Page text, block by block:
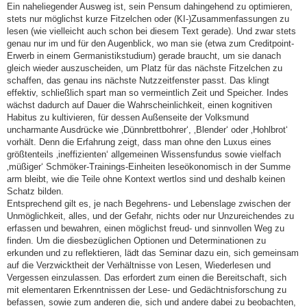
Ein naheliegender Ausweg ist, sein Pensum dahingehend zu optimieren,
stets nur möglichst kurze Fitzelchen oder (KI-)Zusammenfassungen zu
lesen (wie vielleicht auch schon bei diesem Text gerade). Und zwar stets
genau nur im und für den Augenblick, wo man sie (etwa zum Creditpoint-
Erwerb in einem Germanistikstudium) gerade braucht, um sie danach
gleich wieder auszuscheiden, um Platz für das nächste Fitzelchen zu
schaffen, das genau ins nächste Nutzzeitfenster passt. Das klingt
effektiv, schließlich spart man so vermeintlich Zeit und Speicher. Indes
wächst dadurch auf Dauer die Wahrscheinlichkeit, einen kognitiven
Habitus zu kultivieren, für dessen Außenseite der Volksmund
uncharmante Ausdrücke wie ‚Dünnbrettbohrer‘, ‚Blender‘ oder ‚Hohlbrot‘
vorhält. Denn die Erfahrung zeigt, dass man ohne den Luxus eines
größtenteils ‚ineffizienten‘ allgemeinen Wissensfundus sowie vielfach
‚müßiger‘ Schmöker-Trainings-Einheiten leseökonomisch in der Summe
arm bleibt, wie die Teile ohne Kontext wertlos sind und deshalb keinen
Schatz bilden.
Entsprechend gilt es, je nach Begehrens- und Lebenslage zwischen der
Unmöglichkeit, alles, und der Gefahr, nichts oder nur Unzureichendes zu
erfassen und bewahren, einen möglichst freud- und sinnvollen Weg zu
finden. Um die diesbezüglichen Optionen und Determinationen zu
erkunden und zu reflektieren, lädt das Seminar dazu ein, sich gemeinsam
auf die Verzwicktheit der Verhältnisse von Lesen, Wiederlesen und
Vergessen einzulassen. Das erfordert zum einen die Bereitschaft, sich
mit elementaren Erkenntnissen der Lese- und Gedächtnisforschung zu
befassen, sowie zum anderen die, sich und andere dabei zu beobachten,